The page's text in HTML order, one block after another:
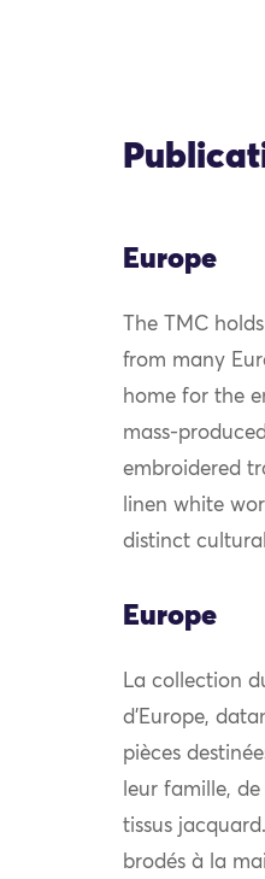
Europe
The TMC
from many
home for the
mass-
embroidered
linen white
distinct
Europe
La collection
d’Europe,
pièces
leur famille,
tissus
brodés à la